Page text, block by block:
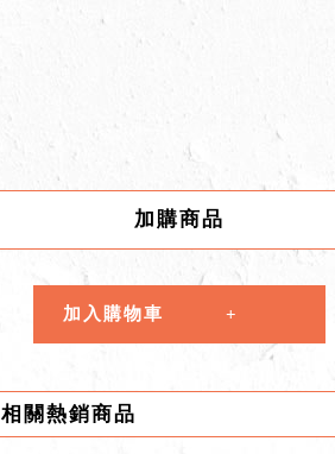
加購商品
加入購物車
相關熱銷商品